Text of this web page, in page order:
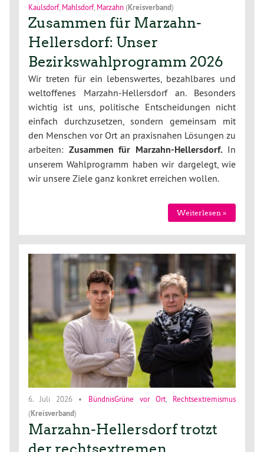
Kaulsdorf, Mahlsdorf, Marzahn (Kreisverband)
Zusammen für Marzahn-
Hellersdorf: Unser
Bezirkswahlprogramm 2026
Wir treten für ein lebenswertes, bezahlbares und
weltoffenes Marzahn-Hellersdorf an. Besonders
wichtig ist uns, politische Entscheidungen nicht
einfach durchzusetzen, sondern gemeinsam mit
den Menschen vor Ort an praxisnahen Lösungen zu
arbeiten: Zusammen für Marzahn-Hellersdorf.In
unserem Wahlprogramm haben wir dargelegt, wie
wir unsere Ziele ganz konkret erreichen wollen.
Weiterlesen »
6. Juli 2026 • BündnisGrüne vor Ort, Rechtsextremismus
(Kreisverband)
Marzahn-Hellersdorf trotzt
der rechtsextremen